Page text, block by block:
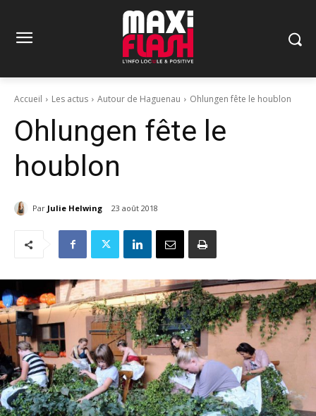
Accueil Les actus Autour de Haguenau Ohlungen fête le houblon
Ohlungen fête le
houblon
Par Julie Helwing 23 août 2018